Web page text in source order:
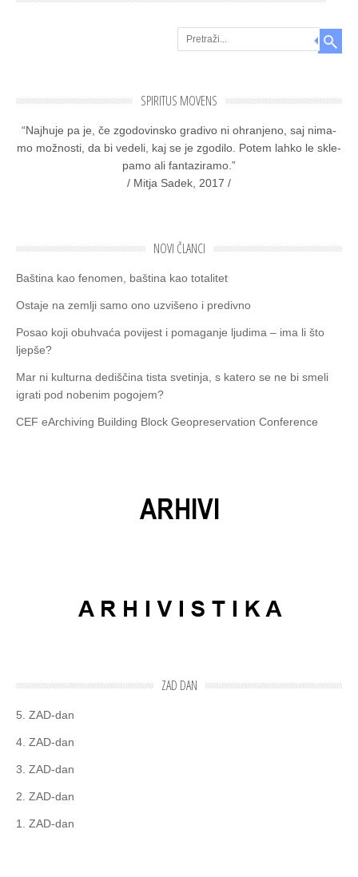
Search
SPIRITUS MOVENS
“Naj­hu­je pa je, če zgo­do­vin­sko gra­di­vo ni ohra­nje­no, saj nima­
mo mož­nos­ti, da bi vede­li, kaj se je zgo­di­lo. Potem lah­ko le skle­
pa­mo ali fan­ta­zi­ra­mo.”
/ Mitja Sadek, 2017 /
NOVI ČLANCI
Baština kao fenomen, baština kao totalitet
Ostaje na zemlјi samo ono uzvišeno i predivno
Posao koji obuhvaća povijest i pomaganje ljudima – ima li što
ljepše?
Mar ni kulturna dediščina tista svetinja, s katero se ne bi smeli
igrati pod nobenim pogojem?
CEF eArchiving Building Block Geopreservation Conference
ZAD DAN
5. ZAD-dan
4. ZAD-dan
3. ZAD-dan
2. ZAD-dan
1. ZAD-dan